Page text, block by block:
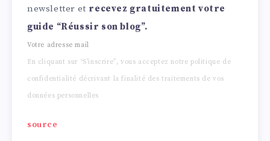
newsletter et recevez gratuitement votre
guide “Réussir son blog”.
Votre adresse mail
En cliquant sur “S’inscrire”, vous acceptez notre politique de
confidentialité décrivant la finalité des traitements de vos
données personnelles
source